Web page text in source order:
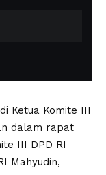
Ketua Komite III
dalam rapat
III DPD RI
Mahyudin,